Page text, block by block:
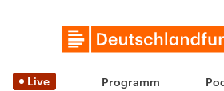
Live Programm